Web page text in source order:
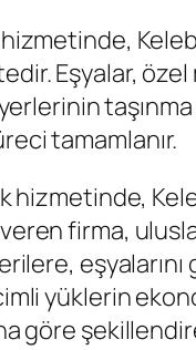
hizmetinde,
Eşyalar,
yerlerinin
tamamlanır.
hizmetinde,
firma,
yüklerin
göre